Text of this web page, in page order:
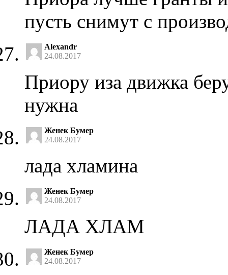
пусть снимут с
Alexandr
24.08.2017
Приору иза движка
нужна
Женек Бумер
24.08.2017
лада хламина
Женек Бумер
24.08.2017
ЛАДА ХЛАМ
Женек Бумер
24.08.2017